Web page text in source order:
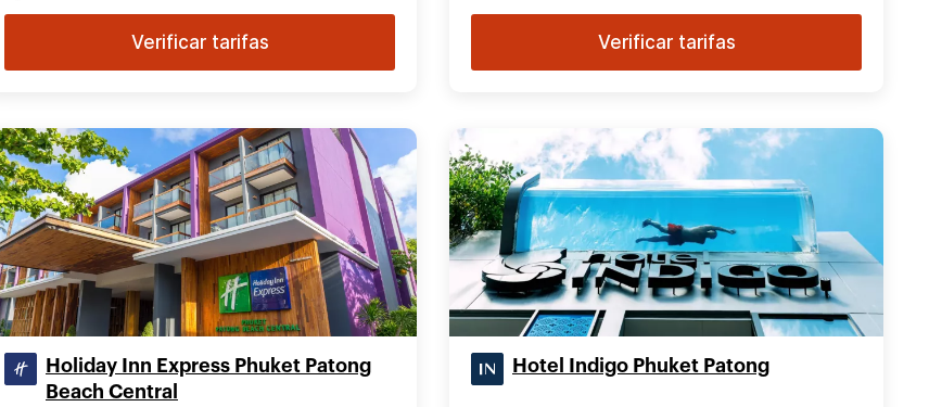
Verificar tarifas Verificar tarifas
Holiday Inn Express Phuket Patong
Beach Central
Hotel Indigo Phuket Patong